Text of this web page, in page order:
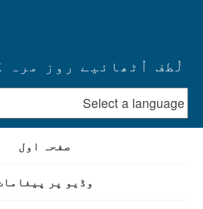
لُطف اُٹھائیے روز مرہ
صفحہ اول
وڈیو پر